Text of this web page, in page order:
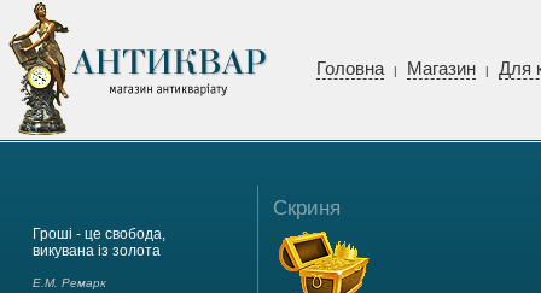
Головна | Магазин | Для
Гроші - це свобода,
викувана із золота
Е.М. Ремарк
Скриня